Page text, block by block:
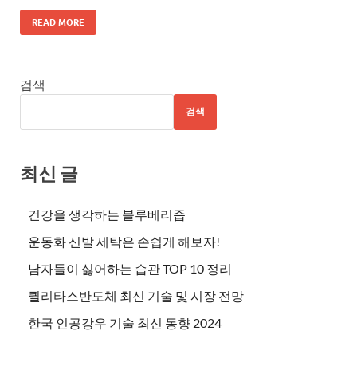
READ MORE
검색
검색
최신 글
건강을 생각하는 블루베리즙
운동화 신발 세탁은 손쉽게 해보자!
남자들이 싫어하는 습관 TOP 10 정리
퀄리타스반도체 최신 기술 및 시장 전망
한국 인공강우 기술 최신 동향 2024